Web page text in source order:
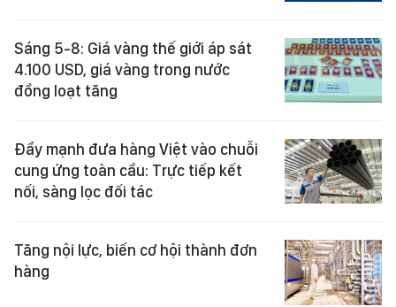
Sáng 5-8: Giá vàng thế giới áp sát
4.100 USD, giá vàng trong nước
đồng loạt tăng
Đẩy mạnh đưa hàng Việt vào chuỗi
cung ứng toàn cầu: Trực tiếp kết
nối, sàng lọc đối tác
Tăng nội lực, biến cơ hội thành đơn
hàng